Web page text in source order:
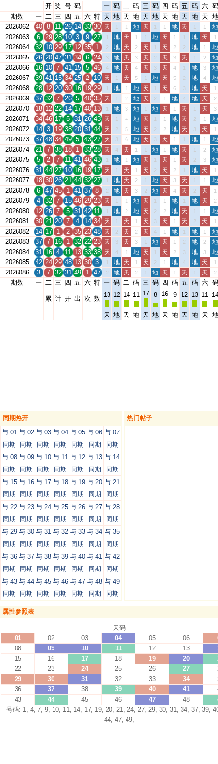
开 奖 号 码 一 码 二 码 三 码 四 码 五 码 六 码
期数
一 二 三 四 五 六 特 天 地 天 地 天 地 天 地 天 地 天 地
2026062
40 8 11 26 14 33 30 天 1 1 地 天 1 1 地 天 1 1 地
2026063 6 29 28 10 3 9 27 1 地 天 1 1 地 天 1 1 地 天 1
2026064 32 10 29 17 12 35 1 2 地 天 2 天 1 天 2 2 地 1 地
2026065 26 20 47 31 34 6 24 3 地 天 3 天 2 天 3 天 1 2 地
2026066 16 10 7 41 15 5 46 4 地 天 4 天 3 天 4 1 地 3 地
2026067 39 41 15 34 25 2 10 天 1 天 5 1 地 天 5 2 地 4 地
2026068 28 12 20 30 16 19 29 1 地 1 地 天 1 天 6 3 地 天 1
2026069 37 32 7 26 5 40 35 天 1 2 地 天 2 1 地 4 地 天 2
2026070 18 12 22 14 17 40 13 1 地 3 地 1 地 天 1 天 1 天 3
2026071 34 46 17 5 31 26 43 天 1 4 地 天 1 1 地 天 2 1 地
2026072 14 3 19 38 20 31 44 天 2 5 地 天 2 2 地 天 3 天 1
2026073 37 48 34 49 5 43 27 天 3 6 地 天 3 天 1 1 地 1 地
2026074 21 7 38 18 1 33 28 天 4 天 1 1 地 1 地 天 1 2 地
2026075 5 2 7 11 41 46 43 1 地 1 地 天 1 天 1 天 2 3 地
2026076 31 44 27 10 16 19 17 天 1 天 1 天 2 天 2 1 地 天 1
2026077 18 30 26 21 44 32 27 1 地 天 2 1 地 天 3 天 1 1 地
2026078 6 47 45 1 41 37 8 2 地 天 3 2 地 天 4 天 2 天 1
2026079 4 32 7 15 46 29 23 天 1 1 地 天 1 1 地 1 地 天 2
2026080 12 26 7 5 31 42 11 1 地 2 地 天 2 2 地 天 1 1 地
2026081 30 21 20 7 4 14 34 天 1 天 1 天 3 天 1 天 2 天 1
2026082 14 17 1 2 35 23 48 天 2 天 2 天 4 1 地 1 地 1 地
2026083 37 7 16 1 32 22 23 天 3 天 3 1 地 天 1 2 地 2 地
2026084 31 16 4 11 13 33 38 天 4 1 地 天 1 天 2 3 地 3 地
2026085 42 24 29 48 13 30 3 1 地 天 1 天 2 1 地 4 地 天 1
2026086 3 7 32 31 49 1 47 2 地 天 2 1 地 天 1 天 1 天 2
期数 一 二 三 四 五 六 特 一 码 二 码 三 码 四 码 五 码 六 码
累 计 开 出 次 数
13 12 14 11 17 8 16 9 12 13 11 14
天 地 天 地 天 地 天 地 天 地 天 地
同期热开
与 01
同期
与 02
同期
与 03
同期
与 04
同期
与 05
同期
与 06
同期
与 07
同期
与 08
同期
与 09
同期
与 10
同期
与 11
同期
与 12
同期
与 13
同期
与 14
同期
与 15
同期
与 16
同期
与 17
同期
与 18
同期
与 19
同期
与 20
同期
与 21
同期
与 22
同期
与 23
同期
与 24
同期
与 25
同期
与 26
同期
与 27
同期
与 28
同期
与 29
同期
与 30
同期
与 31
同期
与 32
同期
与 33
同期
与 34
同期
与 35
同期
与 36
同期
与 37
同期
与 38
同期
与 39
同期
与 40
同期
与 41
同期
与 42
同期
与 43
同期
与 44
同期
与 45
同期
与 46
同期
与 47
同期
与 48
同期
与 49
同期
热门帖子
属性参照表
天码
01
02 03 04 05 06
08
09 10 11 12 13
15
16 17 18 19 20
22
23 24 25 26 27
29
30 31 32 33 34
36
37 38 39 40 41
43
44 45 46 47 48
号码: 1, 4, 7, 9, 10, 11, 14, 17, 19, 20, 21, 24, 27, 29, 30, 31, 34, 37, 39,
44, 47, 49,